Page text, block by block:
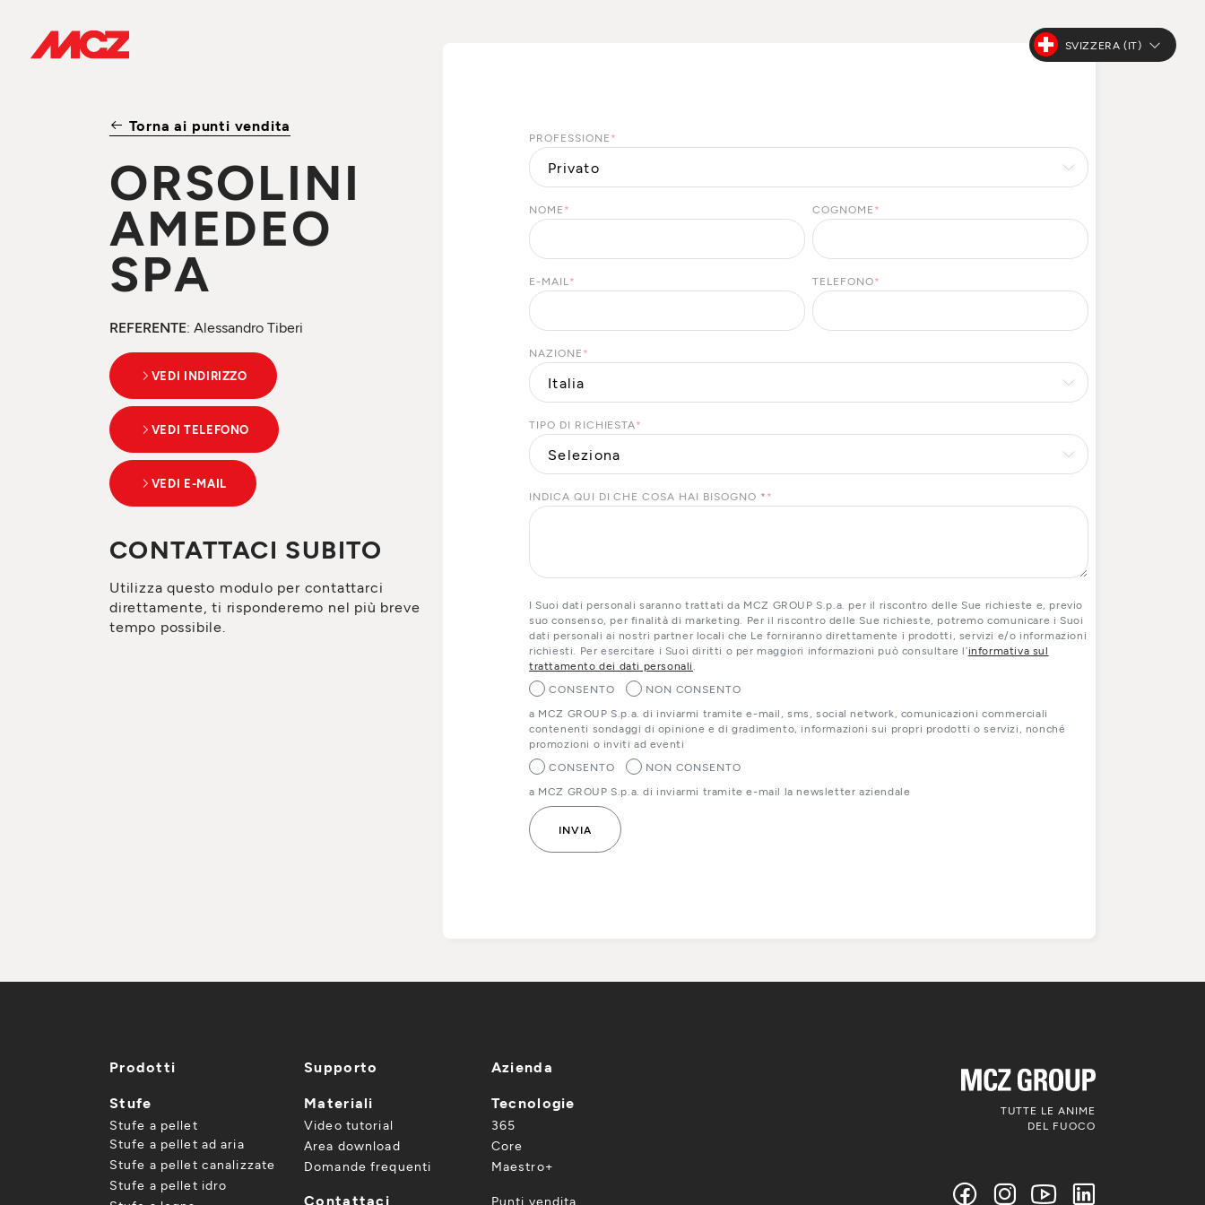
SVIZZERA (IT)
Torna ai punti vendita
ORSOLINI
AMEDEO
SPA
REFERENTE: Alessandro Tiberi
VEDI INDIRIZZO
VEDI TELEFONO
VEDI E-MAIL
CONTATTACI SUBITO
Utilizza questo modulo per contattarci
direttamente, ti risponderemo nel più breve
tempo possibile.
PROFESSIONE *
NOME * COGNOME *
E-MAIL * TELEFONO*
NAZIONE *
TIPO DI RICHIESTA*
INDICA QUI DI CHE COSA HAI BISOGNO * *
I Suoi dati personali saranno trattati da MCZ GROUP S.p.a. per il riscontro delle Sue richieste e, previo
suo consenso, per finalità di marketing. Per il riscontro delle Sue richieste, potremo comunicare i Suoi
dati personali ai nostri partner locali che Le forniranno direttamente i prodotti, servizi e/o informazioni
richiesti. Per esercitare i Suoi diritti o per maggiori informazioni può consultare l’informativa sul
trattamento dei dati personali
CONSENTO
NON CONSENTO
a MCZ GROUP S.p.a. di inviarmi tramite e-mail, sms, social network, comunicazioni commerciali
contenenti sondaggi di opinione e di gradimento, informazioni sui propri prodotti o servizi, nonché
promozioni o inviti ad eventi
CONSENTO
NON CONSENTO
a MCZ GROUP S.p.a. di inviarmi tramite e-mail la newsletter aziendale
Prodotti
Stufe
Stufe a pellet
Stufe a pellet ad aria
Stufe a pellet canalizzate
Stufe a pellet idro
Supporto
Materiali
Video tutorial
Area download
Domande frequenti
Contattaci
Azienda
Tecnologie
365
Core
Maestro+
Punti vendita
TUTTE LE ANIME
DEL FUOCO